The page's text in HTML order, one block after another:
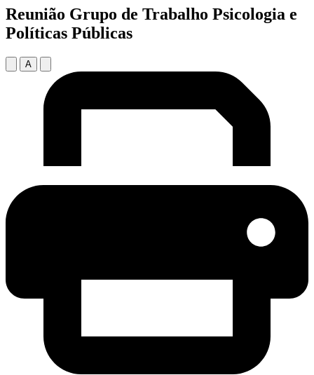
Reunião Grupo de Trabalho Psicologia e
Políticas Públicas
A